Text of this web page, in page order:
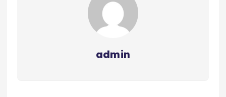
admin